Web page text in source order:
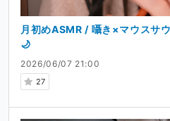
2026/06/07 21:00
27
月初めASMR / 囁き×マウスサ
🌙